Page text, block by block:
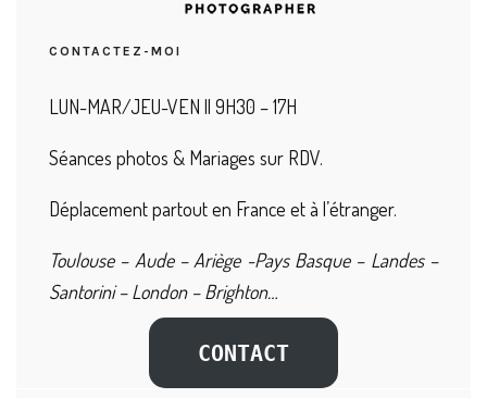
CONTACTEZ-MOI
LUN-MAR/JEU-VEN || 9H30 – 17H
Séances photos & Mariages sur RDV.
Déplacement partout en France et à l’étranger.
Toulouse – Aude – Ariège -Pays Basque – Landes –
Santorini – London – Brighton…
CONTACT